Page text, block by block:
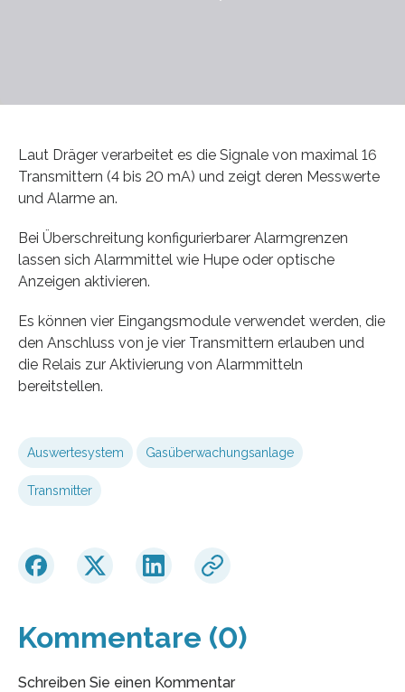
Laut Dräger verarbeitet es die Signale von maximal 16
Transmittern (4 bis 20 mA) und zeigt deren Messwerte
und Alarme an.
Bei Überschreitung konfigurierbarer Alarmgrenzen
lassen sich Alarmmittel wie Hupe oder optische
Anzeigen aktivieren.
Es können vier Eingangsmodule verwendet werden, die
den Anschluss von je vier Transmittern erlauben und
die Relais zur Aktivierung von Alarmmitteln
bereitstellen.
Auswertesystem Gasüberwachungsanlage
Transmitter
Kommentare (0)
Schreiben Sie einen Kommentar